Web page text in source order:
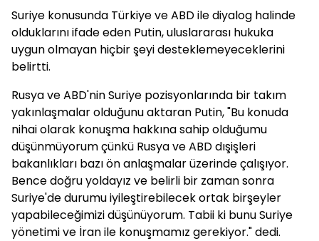
Suriye konusunda Türkiye ve ABD ile diyalog halinde
olduklarını ifade eden Putin, uluslararası hukuka
uygun olmayan hiçbir şeyi desteklemeyeceklerini
belirtti.
Rusya ve ABD'nin Suriye pozisyonlarında bir takım
yakınlaşmalar olduğunu aktaran Putin, "Bu konuda
nihai olarak konuşma hakkına sahip olduğumu
düşünmüyorum çünkü Rusya ve ABD dışişleri
bakanlıkları bazı ön anlaşmalar üzerinde çalışıyor.
Bence doğru yoldayız ve belirli bir zaman sonra
Suriye'de durumu iyileştirebilecek ortak birşeyler
yapabileceğimizi düşünüyorum. Tabii ki bunu Suriye
yönetimi ve İran ile konuşmamız gerekiyor." dedi.